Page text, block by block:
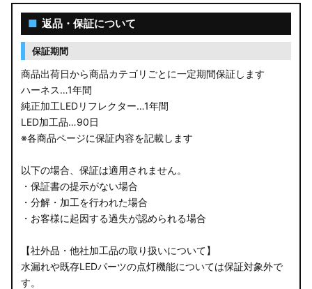
■ 返品・保証について
保証期間
商品出荷日から商品カテゴリごとに一定期間保証します
ハーネス…1年間
純正加工LEDリフレクター…1年間
LED加工品…90日
※各商品ページに保証内容を記載します
以下の場合、保証は適用されません。
・保証書の提示がない場合
・分解・加工を行われた場合
・お客様に起因する過失が認められる場合
【社外品・他社加工品の取り扱いについて】
水漏れや既存LEDパーツの点灯機能については保証対象外で
す。